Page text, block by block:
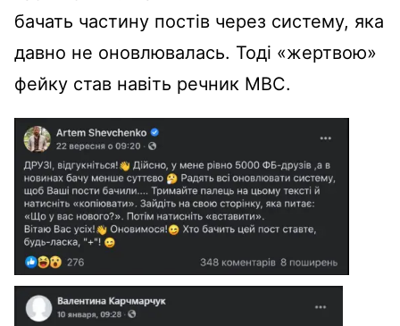
бачать частину постів через систему, яка
давно не оновлювалась. Тоді «жертвою»
фейку став навіть речник МВС.